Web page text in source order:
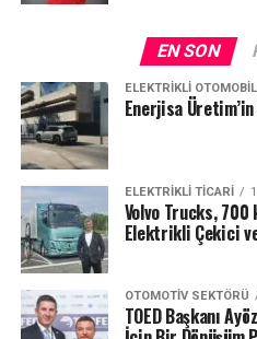
EN SON
ELEKTRIKLI
Enerjisa
ELEKTRIKLI TICARI
Volvo Trucks, 700
Elektrikli Çekici
OTOMOTIV SEKTÖRÜ
TOED Başkanı